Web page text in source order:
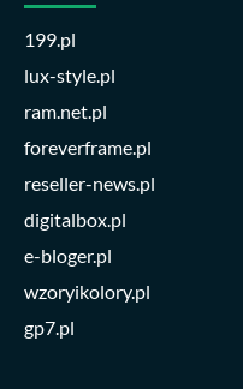
199.pl
lux-style.pl
ram.net.pl
foreverframe.pl
reseller-news.pl
digitalbox.pl
e-bloger.pl
wzoryikolory.pl
gp7.pl